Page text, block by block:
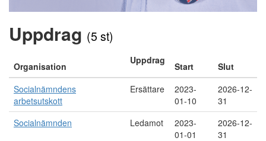
Uppdrag (5 st)
Organisation
Uppdrag
Start
Slut
Socialnämndens
arbetsutskott
Ersättare
2023-
01-10
2026-12-
31
Socialnämnden
Ledamot
2023-
01-01
2026-12-
31